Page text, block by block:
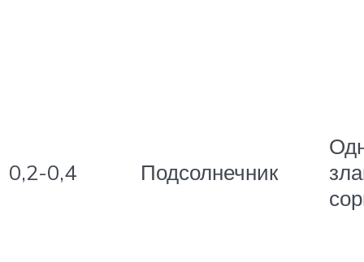
0,2-0,4 Подсолнечник